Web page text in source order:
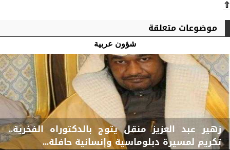
⇧
موضوعات متعلقة
شؤون عربية
زهير عبد العزيز منقل يتوج بالدكتوراه الفخرية..
تكريم لمسيرة دبلوماسية وإنسانية حافلة...